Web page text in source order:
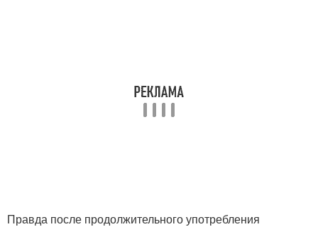
Правда после продолжительного употребления